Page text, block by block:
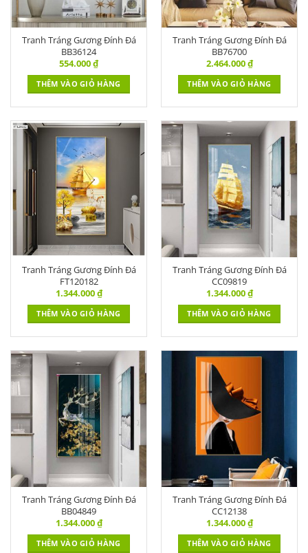
Tranh Tráng Gương Đính Đá
BB36124
554.000₫
THÊM VÀO GIỎ HÀNG
Tranh Tráng Gương Đính Đá
BB76700
2.464.000₫
THÊM VÀO GIỎ HÀNG
Tranh Tráng Gương Đính Đá
FT120182
1.344.000₫
THÊM VÀO GIỎ HÀNG
Tranh Tráng Gương Đính Đá
CC09819
1.344.000₫
THÊM VÀO GIỎ HÀNG
Tranh Tráng Gương Đính Đá
BB04849
1.344.000₫
THÊM VÀO GIỎ HÀNG
Tranh Tráng Gương Đính Đá
CC12138
1.344.000₫
THÊM VÀO GIỎ HÀNG